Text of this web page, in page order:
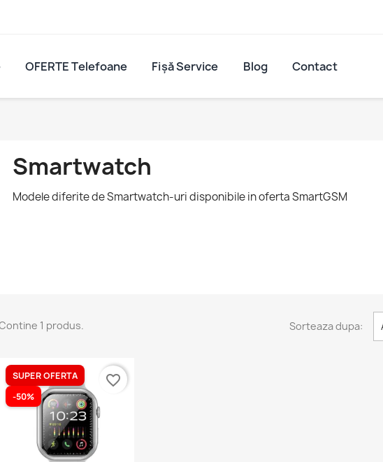
OFERTE Telefoane Fișă Service Blog Contact
Smartwatch
Modele diferite de Smartwatch-uri disponibile in oferta SmartGSM
1 produs. Sorteaza dupa:
SUPER OFERTA
-50%
favorite_border